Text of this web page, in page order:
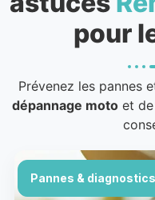
pour
Prévenez les pannes
dépannage motoet de
Pannes & diagnostics